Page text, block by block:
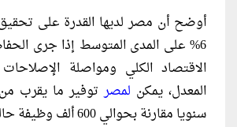
أوضح أن مصر لديها القدرة على
6% على المدى المتوسط إذا جرى
الاقتصاد الكلي ومواصلة الإصلاحات
المعدل، يمكن لمصرتوفير ما يقرب
سنويا مقارنة بحوالي 600 ألف وظيفة حاليا.